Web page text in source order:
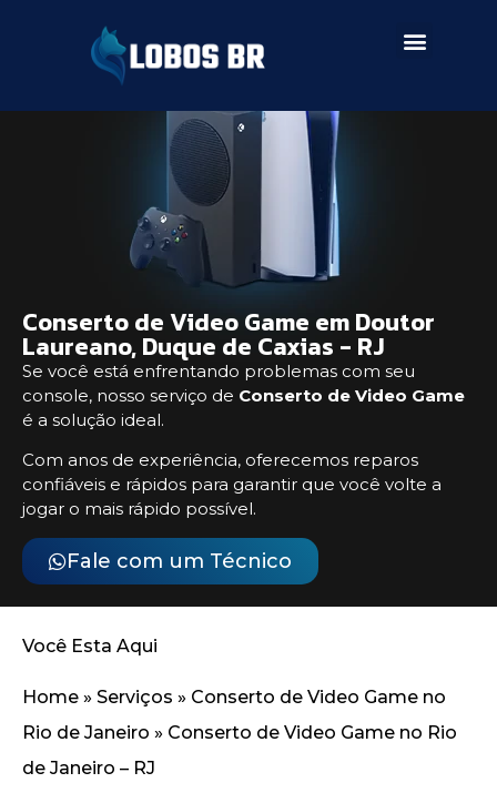
Conserto de Video Game em Doutor
Laureano, Duque de Caxias - RJ
Se você está enfrentando problemas com seu
console, nosso serviço de Conserto de Video Game
é a solução ideal.
Com anos de experiência, oferecemos reparos
confiáveis e rápidos para garantir que você volte a
jogar o mais rápido possível.
Fale com um Técnico
Você Esta Aqui
Home » Serviços » Conserto de Video Game no
Rio de Janeiro » Conserto de Video Game no Rio
de Janeiro – RJ